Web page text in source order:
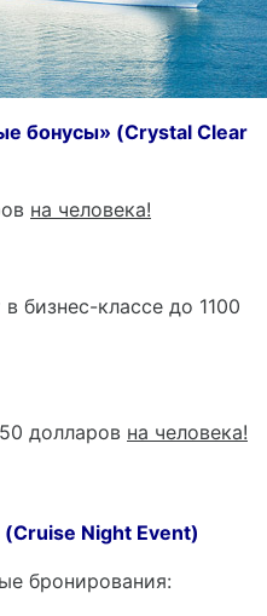
бонусы» (Crystal Clear
на человека!
бизнес-классе до 1100
долларов на человека!
(Cruise Night Event)
бронирования: